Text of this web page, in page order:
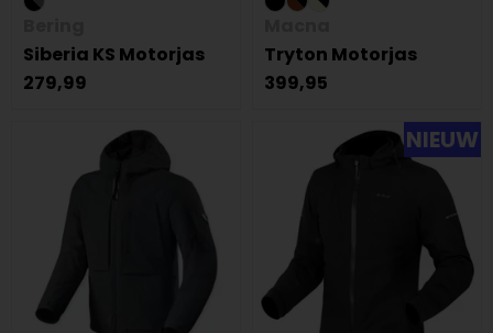
Siberia KS Motorjas
279,99
Tryton Motorjas
399,95
NIEUW